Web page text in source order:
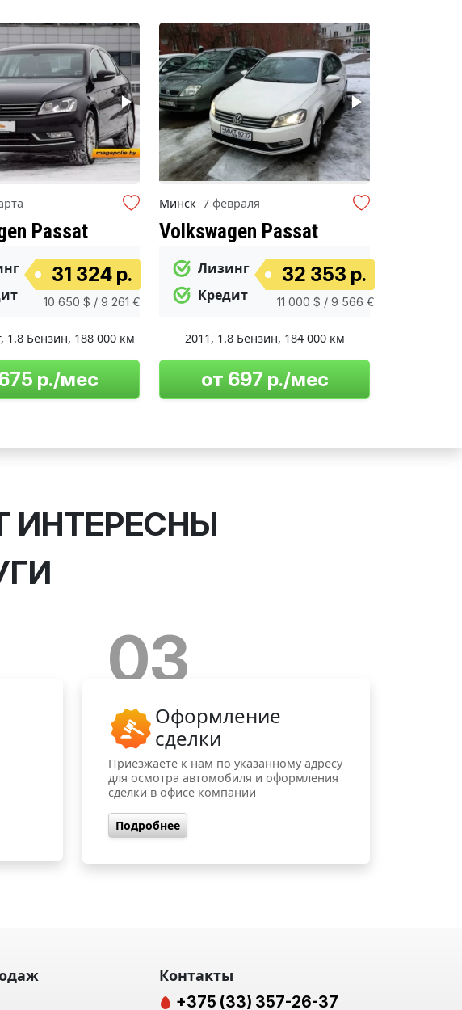
Passat
31 324 р.
10 650 $ / 9 261 €
, 1.8 Бензин, 188 000 км
р./мес
Минск 7 февраля
Volkswagen Passat
Лизинг
Кредит
32 353 р.
11 000 $ / 9 566 €
2011, 1.8 Бензин, 184 000 км
от 697 р./мес
ИНТЕРЕСНЫ
03
Оформление
сделки
Приезжаете к нам по указанному адресу
для осмотра автомобиля и оформления
сделки в офисе компании
Подробнее
Контакты
+375 (33) 357-26-37